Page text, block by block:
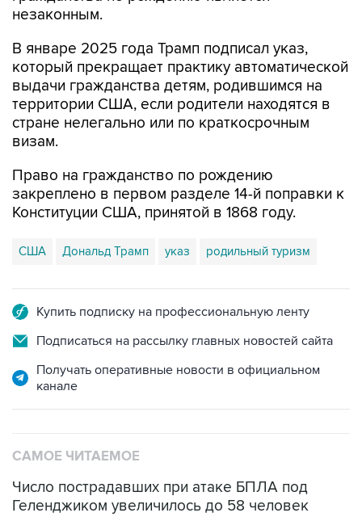
незаконным.
В январе 2025 года Трамп подписал указ,
который прекращает практику автоматической
выдачи гражданства детям, родившимся на
территории США, если родители находятся в
стране нелегально или по краткосрочным
визам.
Право на гражданство по рождению
закреплено в первом разделе 14-й поправки к
Конституции США, принятой в 1868 году.
США Дональд Трамп указ родильный туризм
Купить подписку на профессиональную ленту
Подписаться на рассылку главных новостей сайта
Получать оперативные новости в официальном
канале
САМОЕ ЧИТАЕМОЕ
Число пострадавших при атаке БПЛА под
Геленджиком увеличилось до 58 человек